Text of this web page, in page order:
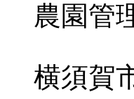
農園管
横須賀